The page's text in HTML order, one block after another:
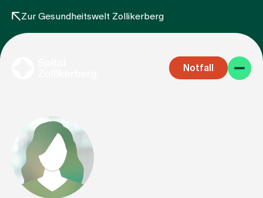
Zur Gesundheitswelt Zollikerberg
Notfall
Fachbereiche